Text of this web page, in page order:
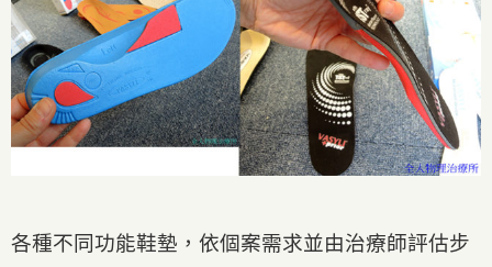
各種不同功能鞋墊，依個案需求並由治療師評估步